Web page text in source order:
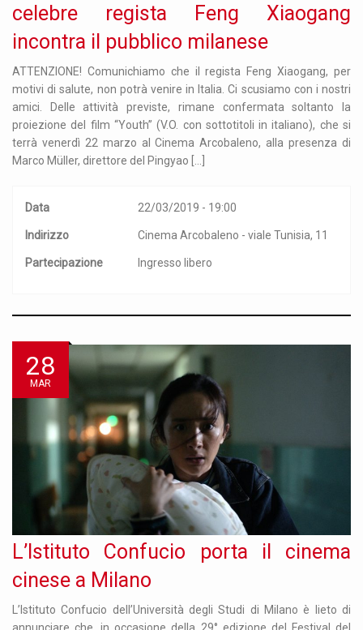
celebre regista Feng Xiaogang
incontra il pubblico milanese
ATTENZIONE! Comunichiamo che il regista Feng Xiaogang, per
motivi di salute, non potrà venire in Italia. Ci scusiamo con i nostri
amici. Delle attività previste, rimane confermata soltanto la
proiezione del film “Youth” (V.O. con sottotitoli in italiano), che si
terrà venerdì 22 marzo al Cinema Arcobaleno, alla presenza di
Marco Müller, direttore del Pingyao […]
Data 22/03/2019 - 19:00
Indirizzo Cinema Arcobaleno - viale Tunisia, 11
Partecipazione Ingresso libero
28
MAR
L’Istituto Confucio porta il cinema
cinese a Milano
L’Istituto Confucio dell’Università degli Studi di Milano è lieto di